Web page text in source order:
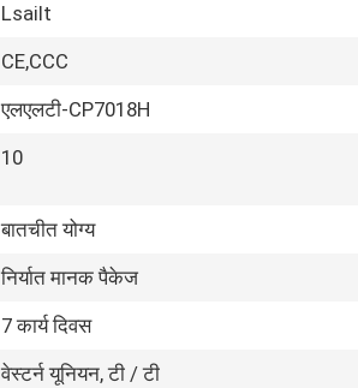
Lsailt
CE,CCC
एलएलटी-CP7018H
10
बातचीत योग्य
निर्यात मानक पैकेज
7 कार्य दिवस
वेस्टर्न यूनियन, टी / टी